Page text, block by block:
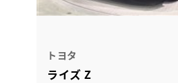
トヨタ
ライズ Z